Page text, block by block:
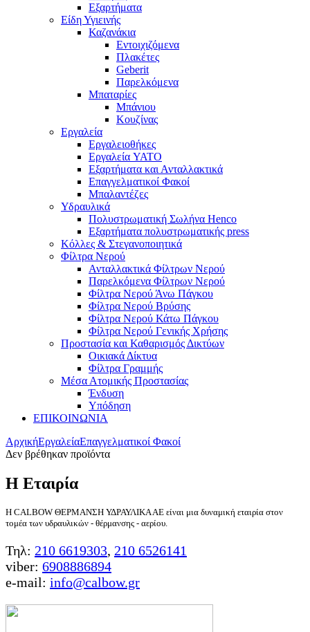
Εξαρτήματα
Είδη Υγιεινής
Καζανάκια
Εντοιχιζόμενα
Πλακέτες
Geberit
Παρελκόμενα
Μπαταρίες
Μπάνιου
Κουζίνας
Εργαλεία
Εργαλειοθήκες
Εργαλεία YATO
Εξαρτήματα και Ανταλλακτικά
Επαγγελματικοί Φακοί
Μπαλαντέζες
Υδραυλικά
Πολυστρωματική Σωλήνα Henco
Εξαρτήματα πολυστρωματικής press
Κόλλες & Στεγανοποιητικά
Φίλτρα Νερού
Ανταλλακτικά Φίλτρων Νερού
Παρελκόμενα Φίλτρων Νερού
Φίλτρα Νερού Άνω Πάγκου
Φίλτρα Νερού Βρύσης
Φίλτρα Νερού Κάτω Πάγκου
Φίλτρα Νερού Γενικής Χρήσης
Προστασία και Καθαρισμός Δικτύων
Οικιακά Δίκτυα
Φίλτρα Γραμμής
Μέσα Ατομικής Προστασίας
Ένδυση
Υπόδηση
ΕΠΙΚΟΙΝΩΝΙΑ
ΑρχικήΕργαλείαΕπαγγελματικοί Φακοί
Δεν βρέθηκαν προϊόντα
Η Εταιρία
Η CALBOW ΘΕΡΜΑΝΣΗ ΥΔΡΑΥΛΙΚΑ ΑΕ είναι μια δυναμική εταιρία στον
τομέα των υδραυλικών - θέρμανσης - αερίου.
Τηλ: 210 6619303, 210 6526141
viber: 6908886894
e-mail: info@calbow.gr